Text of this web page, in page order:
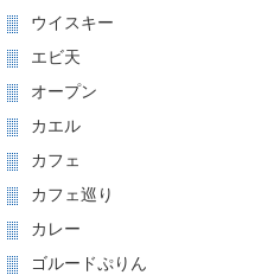
ウイスキー
エビ天
オープン
カエル
カフェ
カフェ巡り
カレー
ゴルードぷりん